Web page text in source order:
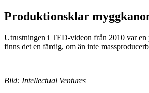
Produktionsklar
Utrustningen i TED-videon från 2010 var en
finns det en färdig, om än inte
Bild: Intellectual Ventures